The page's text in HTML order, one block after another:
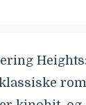
Heights